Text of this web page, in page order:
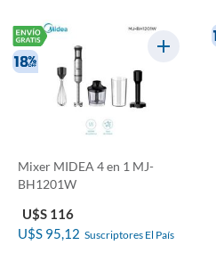
Mixer MIDEA 4 en 1 MJ-
BH1201W
U$S 116
U$S 95,12 Suscriptores El País